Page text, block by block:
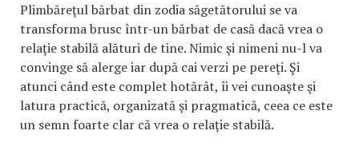
Plimbăreţul bărbat din zodia săgetătorului se va
transforma brusc într-un bărbat de casă dacă vrea o
relaţie stabilă alături de tine. Nimic şi nimeni nu-l va
convinge să alerge iar după cai verzi pe pereţi. Şi
atunci când este complet hotărât, îi vei cunoaşte şi
latura practică, organizată şi pragmatică, ceea ce este
un semn foarte clar că vrea o relaţie stabilă.